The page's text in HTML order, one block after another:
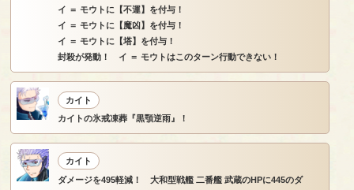
イ ＝ モウトに【不運】を付与！
イ ＝ モウトに【魔凶】を付与！
イ ＝ モウトに【塔】を付与！
封殺が発動！ イ ＝ モウトはこのターン行動できない！
カイト
カイトの氷戒凍葬『黒顎逆雨』！
カイト
ダメージを495軽減！ 大和型戦艦 二番艦 武蔵のHPに445のダ